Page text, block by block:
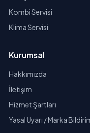
Kombi Servisi
Klima Servisi
Kurumsal
Hakkımızda
İletişim
Hizmet Şartları
Yasal Uyarı / Marka